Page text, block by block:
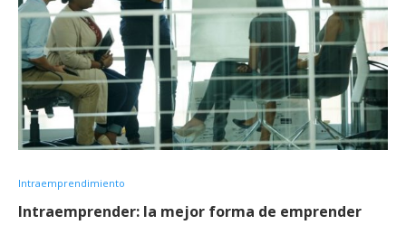
Intraemprendimiento
Intraemprender: la mejor forma de emprender